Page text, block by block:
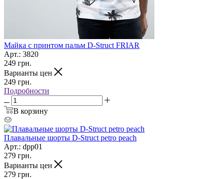
Майка с принтом пальм D-Struct FRIAR
Арт.: 3820
249 грн.
Варианты цен
249 грн.
Подробности
В корзину
Плавальные шорты D-Struct petro peach
Арт.: dpp01
279 грн.
Варианты цен
279 грн.